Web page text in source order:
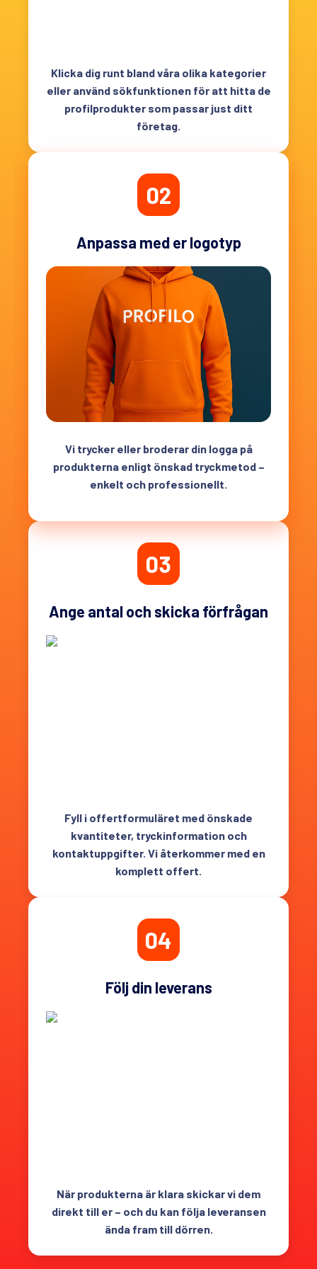
Klicka dig runt bland våra olika kategorier
eller använd sökfunktionen för att hitta de
profilprodukter som passar just ditt
företag.
02
Anpassa med er logotyp
Vi trycker eller broderar din logga på
produkterna enligt önskad tryckmetod –
enkelt och professionellt.
03
Ange antal och skicka förfrågan
Fyll i offertformuläret med önskade
kvantiteter, tryckinformation och
kontaktuppgifter. Vi återkommer med en
komplett offert.
04
Följ din leverans
När produkterna är klara skickar vi dem
direkt till er – och du kan följa leveransen
ända fram till dörren.